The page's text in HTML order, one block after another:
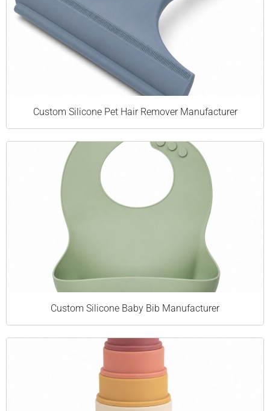
Custom Silicone Pet Hair Remover Manufacturer
Custom Silicone Baby Bib Manufacturer